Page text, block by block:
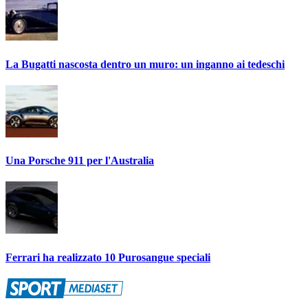
La Bugatti nascosta dentro un muro: un inganno ai tedeschi
Una Porsche 911 per l'Australia
Ferrari ha realizzato 10 Purosangue speciali